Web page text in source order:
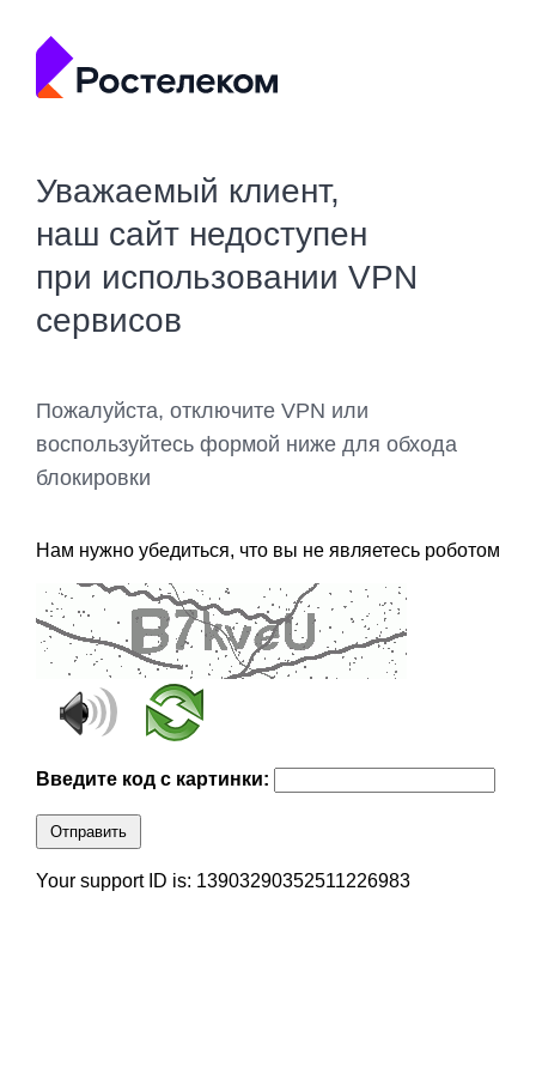
Уважаемый клиент,
наш сайт недоступен
при использовании VPN
сервисов
Пожалуйста, отключите VPN или
воспользуйтесь формой ниже для обхода
блокировки
Нам нужно убедиться, что вы не являетесь роботом
Введите код с картинки:
Отправить
Your support ID is: 13903290352511226983